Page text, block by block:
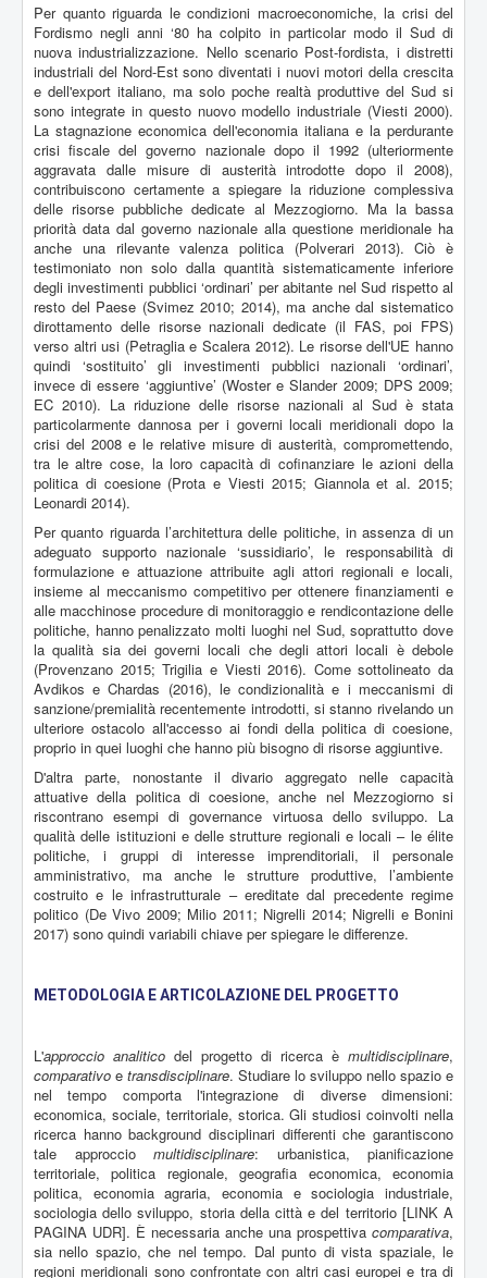
Per quanto riguarda le condizioni macroeconomiche, la crisi del
Fordismo negli anni ‘80 ha colpito in particolar modo il Sud di
nuova industrializzazione. Nello scenario Post-fordista, i distretti
industriali del Nord-Est sono diventati i nuovi motori della crescita
e dell'export italiano, ma solo poche realtà produttive del Sud si
sono integrate in questo nuovo modello industriale (Viesti 2000).
La stagnazione economica dell'economia italiana e la perdurante
crisi fiscale del governo nazionale dopo il 1992 (ulteriormente
aggravata dalle misure di austerità introdotte dopo il 2008),
contribuiscono certamente a spiegare la riduzione complessiva
delle risorse pubbliche dedicate al Mezzogiorno. Ma la bassa
priorità data dal governo nazionale alla questione meridionale ha
anche una rilevante valenza politica (Polverari 2013). Ciò è
testimoniato non solo dalla quantità sistematicamente inferiore
degli investimenti pubblici ‘ordinari’ per abitante nel Sud rispetto al
resto del Paese (Svimez 2010; 2014), ma anche dal sistematico
dirottamento delle risorse nazionali dedicate (il FAS, poi FPS)
verso altri usi (Petraglia e Scalera 2012). Le risorse dell'UE hanno
quindi ‘sostituito’ gli investimenti pubblici nazionali ‘ordinari’,
invece di essere ‘aggiuntive’ (Woster e Slander 2009; DPS 2009;
EC 2010). La riduzione delle risorse nazionali al Sud è stata
particolarmente dannosa per i governi locali meridionali dopo la
crisi del 2008 e le relative misure di austerità, compromettendo,
tra le altre cose, la loro capacità di cofinanziare le azioni della
politica di coesione (Prota e Viesti 2015; Giannola et al. 2015;
Leonardi 2014).
Per quanto riguarda l’architettura delle politiche, in assenza di un
adeguato supporto nazionale ‘sussidiario’, le responsabilità di
formulazione e attuazione attribuite agli attori regionali e locali,
insieme al meccanismo competitivo per ottenere finanziamenti e
alle macchinose procedure di monitoraggio e rendicontazione delle
politiche, hanno penalizzato molti luoghi nel Sud, soprattutto dove
la qualità sia dei governi locali che degli attori locali è debole
(Provenzano 2015; Trigilia e Viesti 2016). Come sottolineato da
Avdikos e Chardas (2016), le condizionalità e i meccanismi di
sanzione/premialità recentemente introdotti, si stanno rivelando un
ulteriore ostacolo all'accesso ai fondi della politica di coesione,
proprio in quei luoghi che hanno più bisogno di risorse aggiuntive.
D'altra parte, nonostante il divario aggregato nelle capacità
attuative della politica di coesione, anche nel Mezzogiorno si
riscontrano esempi di governance virtuosa dello sviluppo. La
qualità delle istituzioni e delle strutture regionali e locali – le élite
politiche, i gruppi di interesse imprenditoriali, il personale
amministrativo, ma anche le strutture produttive, l’ambiente
costruito e le infrastrutturale – ereditate dal precedente regime
politico (De Vivo 2009; Milio 2011; Nigrelli 2014; Nigrelli e Bonini
2017) sono quindi variabili chiave per spiegare le differenze.
METODOLOGIA E ARTICOLAZIONE DEL PROGETTO
L'approccio analitico del progetto di ricerca è multidisciplinare,
comparativo e transdisciplinare. Studiare lo sviluppo nello spazio e
nel tempo comporta l'integrazione di diverse dimensioni:
economica, sociale, territoriale, storica. Gli studiosi coinvolti nella
ricerca hanno background disciplinari differenti che garantiscono
tale approccio multidisciplinare: urbanistica, pianificazione
territoriale, politica regionale, geografia economica, economia
politica, economia agraria, economia e sociologia industriale,
sociologia dello sviluppo, storia della città e del territorio [LINK A
PAGINA UDR]. È necessaria anche una prospettiva comparativa,
sia nello spazio, che nel tempo. Dal punto di vista spaziale, le
regioni meridionali sono confrontate con altri casi europei e tra di